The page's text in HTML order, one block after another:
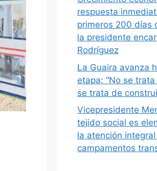
respuesta
primeros 200 días
la presidente
Rodríguez
La Guaira avanza
etapa: “No se
se trata de
Vicepresidente
tejido social es
la atención
campamentos